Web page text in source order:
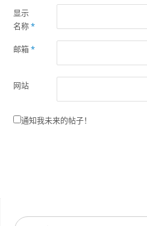
显示
名称*
邮箱*
网站
通知我未来的帖子！